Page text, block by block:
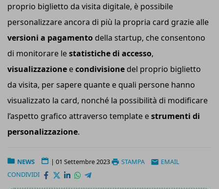
proprio biglietto da visita digitale, è possibile
personalizzare ancora di più la propria card grazie alle
versioni a pagamento della startup, che consentono
di monitorare lestatistiche di accesso,
visualizzazione econdivisione del proprio biglietto
da visita, per sapere quante e quali persone hanno
visualizzato la card, nonché la possibilità di modificare
l’aspetto grafico attraverso template estrumenti di
personalizzazione.
NEWS | 01 Settembre 2023 STAMPA
EMAIL
CONDIVIDI